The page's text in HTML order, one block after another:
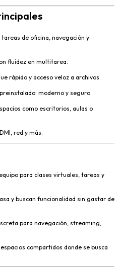
tareas de oficina, navegación y
fluidez en multitarea.
rápido y acceso veloz a archivos.
preinstalado: moderno y seguro.
como escritorios, aulas o
red y más.
para clases virtuales, tareas y
y buscan funcionalidad sin gastar de
para navegación, streaming,
compartidos donde se busca